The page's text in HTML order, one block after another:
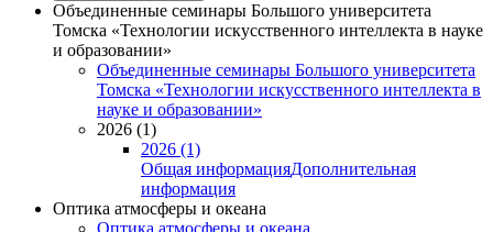
Объединенные семинары Большого университета
Томска «Технологии искусственного интеллекта в науке
и образовании»
Объединенные семинары Большого университета
Томска «Технологии искусственного интеллекта в
науке и образовании»
2026 (1)
2026 (1)
Общая информацияДополнительная
информация
Оптика атмосферы и океана
Оптика атмосферы и океана